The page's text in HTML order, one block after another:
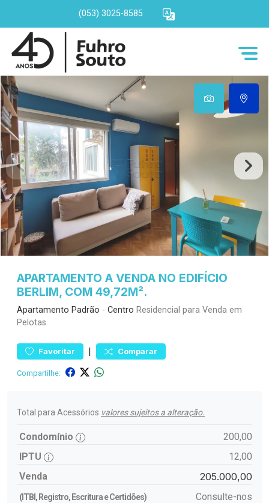
(053) 3025-8585
APARTAMENTO A VENDA NO EDIFÍCIO
BERLIM, COM 49,72M².
Apartamento Padrão - Centro Residencial para Venda em
Pelotas
Favoritar | Comparar
Compartilhe:
Total para Acessórios valores sujeitos a alteração.
Condomínio
200,00
IPTU
12,00
Venda
205.000,00
(ITBI, Registro, Escritura e Certidões) Consulte-nos